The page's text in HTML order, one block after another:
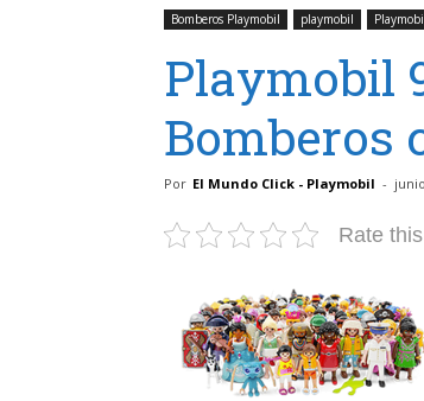
Bomberos Playmobil playmobil
Playmobil
Bomberos
Por El Mundo Click - Playmobil -
Rate